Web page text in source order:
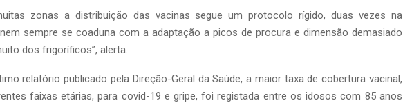
zonas a distribuição das vacinas segue um protocolo rígido, duas vezes na
sempre se coaduna com a adaptação a picos de procura e dimensão demasiado
dos frigoríficos”, alerta.
relatório publicado pela Direção-Geral da Saúde, a maior taxa de cobertura vacinal,
faixas etárias, para covid-19 e gripe, foi registada entre os idosos com 85 anos